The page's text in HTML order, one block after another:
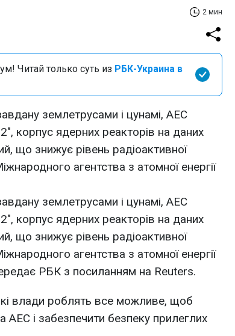
2 мин
Читай только суть из РБК-Украина в
землетрусами і цунамі, АЕС
корпус ядерних реакторів на даних
що знижує рівень радіоактивної
агентства з атомної енергії
землетрусами і цунамі, АЕС
корпус ядерних реакторів на даних
що знижує рівень радіоактивної
агентства з атомної енергії
РБК з посиланням на Reuters.
влади роблять все можливе, щоб
АЕС і забезпечити безпеку прилеглих